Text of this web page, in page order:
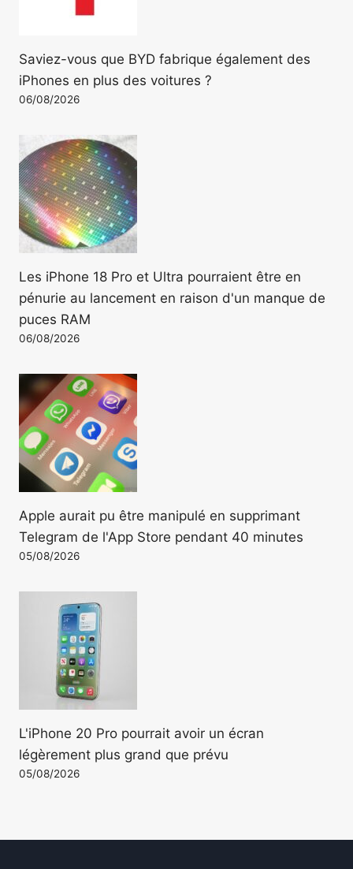
Saviez-vous que BYD fabrique également des
iPhones en plus des voitures ?
06/08/2026
Les iPhone 18 Pro et Ultra pourraient être en
pénurie au lancement en raison d'un manque de
puces RAM
06/08/2026
Apple aurait pu être manipulé en supprimant
Telegram de l'App Store pendant 40 minutes
05/08/2026
L'iPhone 20 Pro pourrait avoir un écran
légèrement plus grand que prévu
05/08/2026